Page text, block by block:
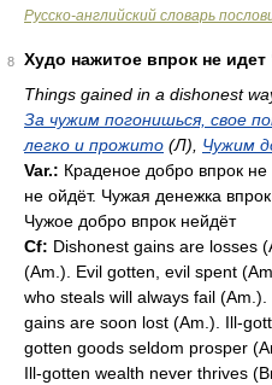
Русско-английский словарь
8
Худо нажитое впрок не идет
Things gained in a dishonest
За чужим погонишься, свое
легко и прожито (Л), Чужим
Var.: Краденое добро впрок
не ойдёт. Чужая денежка
Чужое добро впрок нейдёт
Cf: Dishonest gains are losses (
(Am. ). Evil gotten, evil spent (Am.
who steals will always fail (Am. ).
gains are soon lost (Am. ). Ill-
gotten goods seldom prosper (
Ill-gotten wealth never thrives (